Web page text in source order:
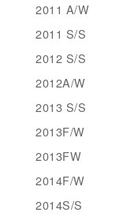
2011 A/W
2011 S/S
2012 S/S
2012A/W
2013 S/S
2013F/W
2013FW
2014F/W
2014S/S